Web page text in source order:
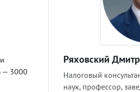
— 3000
Ряховский
Налоговый
наук, профессор,